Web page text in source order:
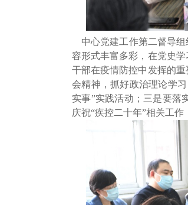
中心党建工作第二督导组
容形式丰富多彩，在党史
干部在疫情防控中发挥的
会精神，抓好政治理论学
实事”实践活动；三是要落
庆祝“疾控二十年”相关工作